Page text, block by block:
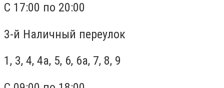
С 17:00 по 20:00
3-й Наличный переулок
1, 3, 4, 4а, 5, 6, 6а, 7, 8, 9